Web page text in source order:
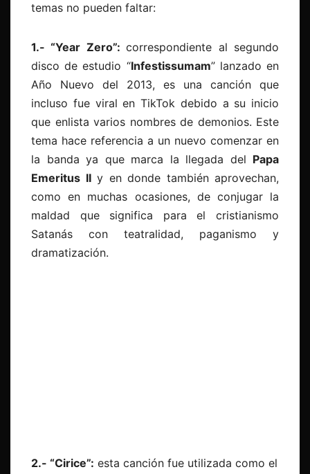
temas no pueden faltar:
1.- “Year Zero”:correspondiente al segundo
disco de estudio “Infestissumam” lanzado en
Año Nuevo del 2013, es una canción que
incluso fue viral en TikTok debido a su inicio
que enlista varios nombres de demonios. Este
tema hace referencia a un nuevo comenzar en
la banda ya que marca la llegada del Papa
Emeritus IIy en donde también aprovechan,
como en muchas ocasiones, de conjugar la
maldad que significa para el cristianismo
Satanás con teatralidad, paganismo y
dramatización.
2.- “Cirice”: esta canción fue utilizada como el